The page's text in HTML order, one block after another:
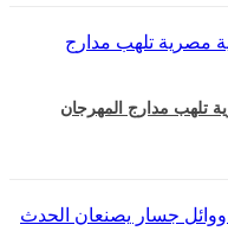
تلهب مدارج المهرجان